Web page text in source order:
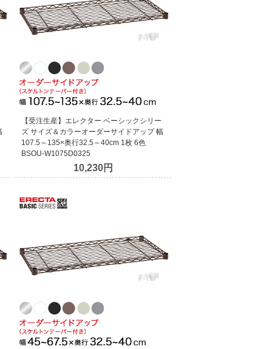
【受注生産】エレクター ベーシックシリー
ズ サイズ＆カラーオーダーサイドアップ 幅
107.5～135×奥行32.5～40cm 1枚 6色
BSOU-W1075D0325
10,230円